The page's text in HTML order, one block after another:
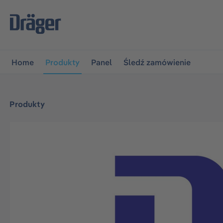
do głównej nawigacji
Home Produkty Panel Śledź zamówienie
Produkty